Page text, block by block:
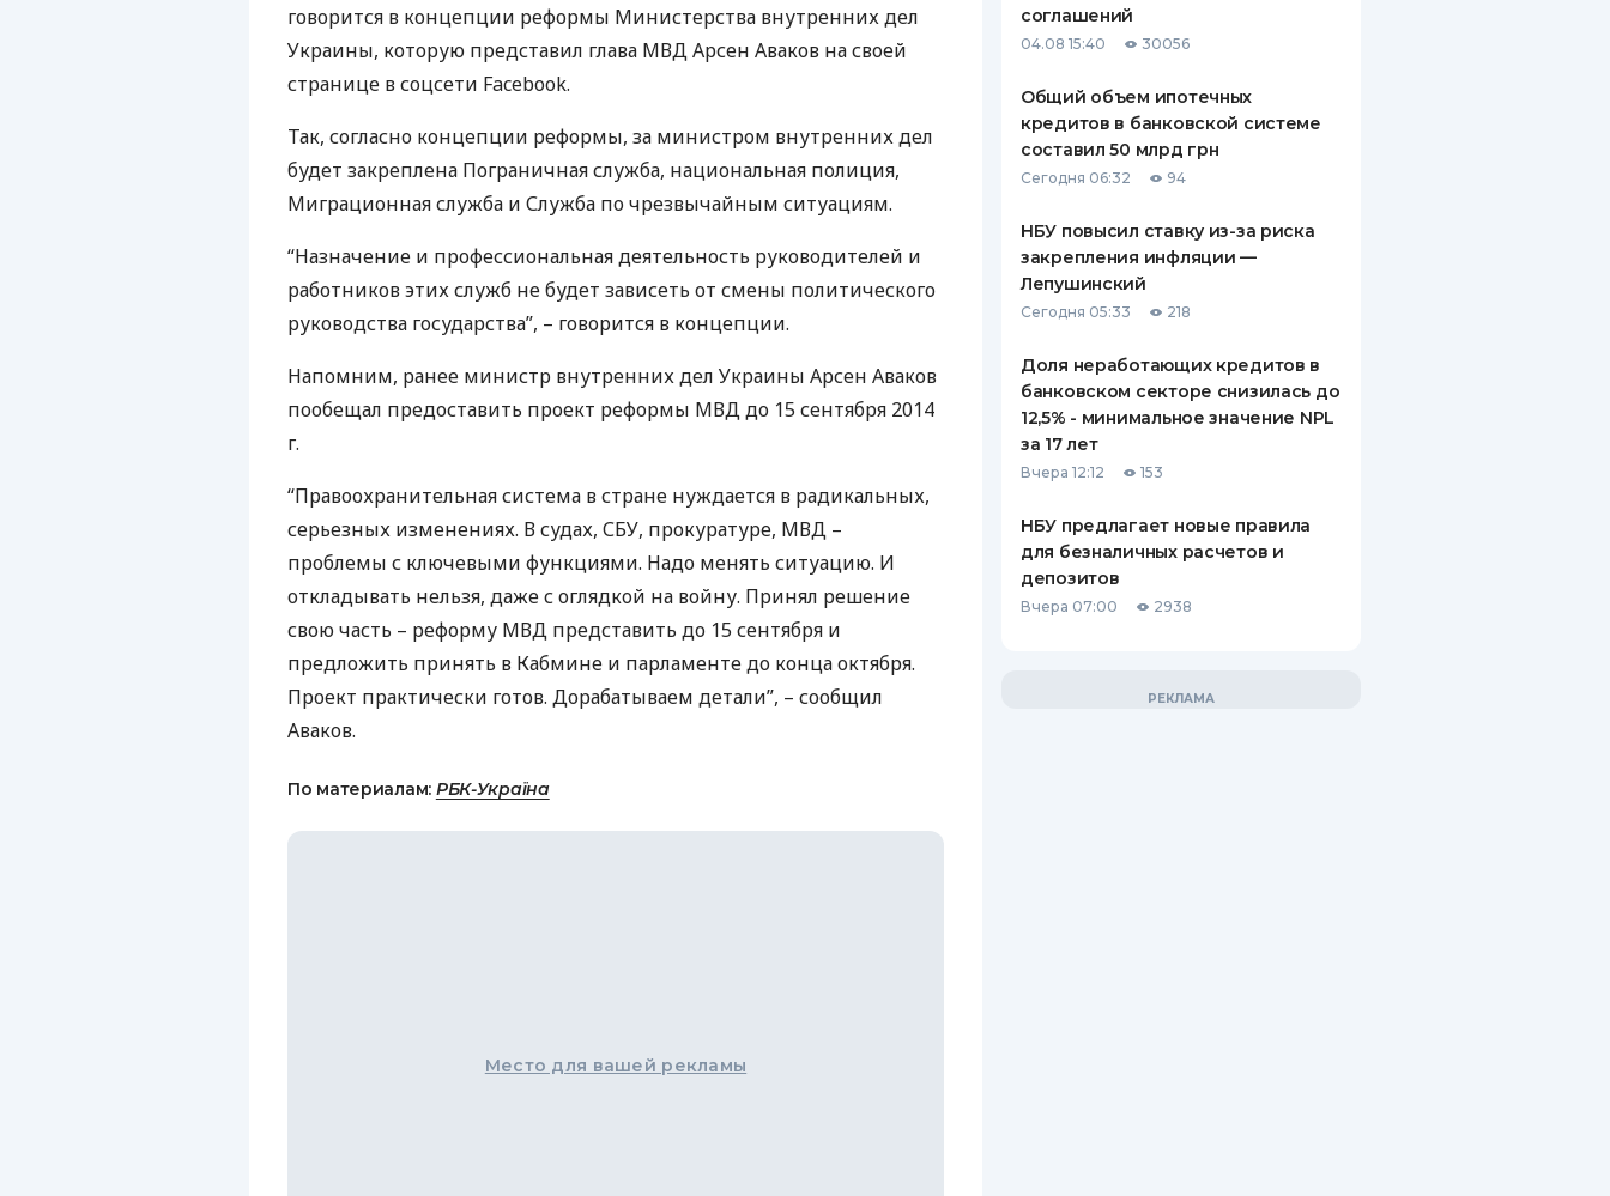
КЕШБЭКА
БАНКОВСКИМ КАРТАМ
ПУТЕВОДИТЕЛИ ПО
ВСЕ СТРАХОВЫЕ ПОЛИСЫ
СТРАХОВЫЕ КОМПАНИИ
КОМПАНИЯХ
ДОСТАВКА И ОПЛАТА
КОНТАКТЫ
говорится в концепции реформы Министерства внутренних дел
Украины, которую представил глава МВДАрсен Аваков на своей
странице в соцсети Facebook.
Так, согласно концепции реформы, за министром внутренних дел
будет закреплена Пограничная служба, национальная полиция,
Миграционная служба и Служба по чрезвычайным ситуациям.
“Назначение и профессиональная деятельность руководителей и
работников этих служб не будет зависеть от смены политического
руководства государства”, – говорится в концепции.
Напомним, ранее министр внутренних дел Украины Арсен Аваков
пообещал предоставить проект реформы МВДдо 15 сентября 2014
г.
“Правоохранительная система в стране нуждается в радикальных,
серьезных изменениях. В судах, СБУ, прокуратуре, МВД –
проблемы с ключевыми функциями. Надо менять ситуацию. И
откладывать нельзя, даже с оглядкой на войну. Принял решение
свою часть – реформу МВД представить до 15 сентября и
предложить принять в Кабмине и парламенте до конца октября.
Проект практически готов. Дорабатываем детали”, – сообщил
Аваков.
По материалам: РБК-Україна
Место для вашей рекламы
соглашений
04.08 15:40 30056
Общий объем ипотечных
кредитов в банковской системе
составил 50 млрд грн
Сегодня 06:32 94
НБУ повысил ставку из-за риска
закрепления инфляции —
Лепушинский
Сегодня 05:33 218
Доля неработающих кредитов в
банковском секторе снизилась до
12,5% - минимальное значение NPL
за 17 лет
Вчера 12:12 153
НБУ предлагает новые правила
для безналичных расчетов и
депозитов
Вчера 07:00 2938